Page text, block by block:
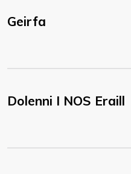
Geirfa
Dolenni I NOS Eraill